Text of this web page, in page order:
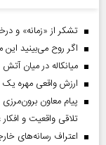
تشکر از «زمانه» و
اگر روح می‌بینید این
میانکاله در میان آتش
ارزش واقعی مهره یک
پیام معاون
تلاقی واقعیت و
اعتراف رسانه‌های